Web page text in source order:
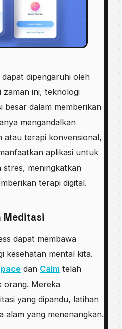
dipengaruhi oleh
zaman ini, teknologi
besar dalam memberikan
mengandalkan
atau terapi konvensional,
aplikasi untuk
stres, meningkatkan
terapi digital.
Meditasi
dapat membawa
kesehatan mental kita.
dan Calm telah
orang. Mereka
yang dipandu, latihan
alam yang menenangkan.